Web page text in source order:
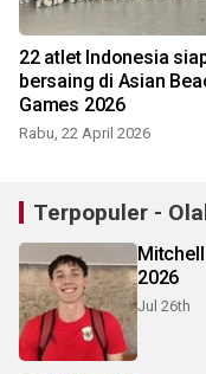
22 atlet Indonesia
bersaing di Asian
Games 2026
Rabu, 22 April 2026
Terpopuler -
2026
Jul 26th